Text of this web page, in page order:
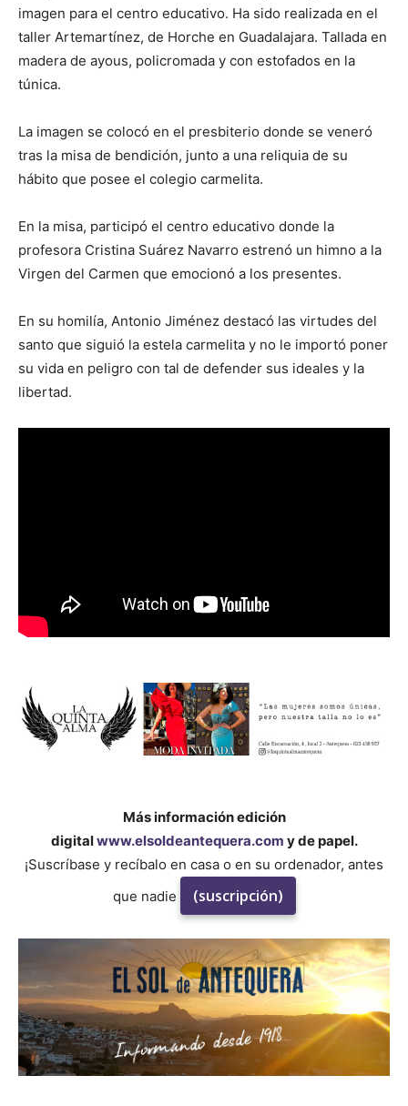
imagen para el centro educativo. Ha sido realizada en el
taller Artemartínez, de Horche en Guadalajara. Tallada en
madera de ayous, policromada y con estofados en la
túnica.
La imagen se colocó en el presbiterio donde se veneró
tras la misa de bendición, junto a una reliquia de su
hábito que posee el colegio carmelita.
En la misa, participó el centro educativo donde la
profesora Cristina Suárez Navarro estrenó un himno a la
Virgen del Carmen que emocionó a los presentes.
En su homilía, Antonio Jiménez destacó las virtudes del
santo que siguió la estela carmelita y no le importó poner
su vida en peligro con tal de defender sus ideales y la
libertad.
Más información edición
digitalwww.elsoldeantequera.com y de papel.
¡Suscríbase y recíbalo en casa o en su ordenador, antes
que nadie
(suscripción)